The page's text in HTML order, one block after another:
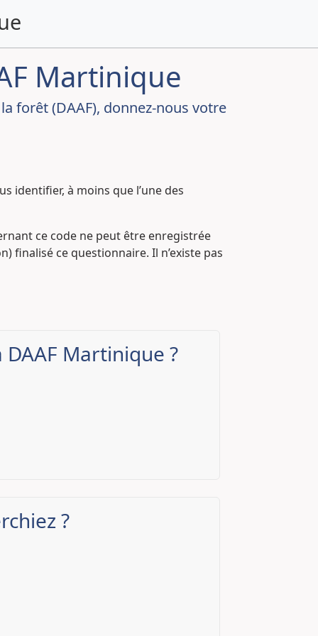
Martinique
forêt (DAAF), donnez-nous votre
identifier, à moins que l’une des
ce code ne peut être enregistrée
finalisé ce questionnaire. Il n’existe pas
Martinique ?
?